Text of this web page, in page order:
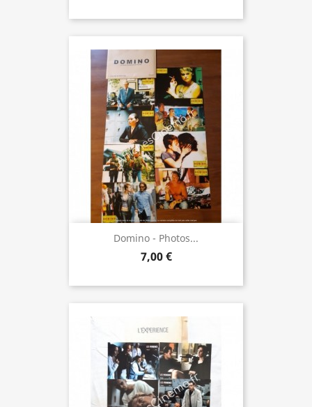
Domino - Photos...
7,00 €